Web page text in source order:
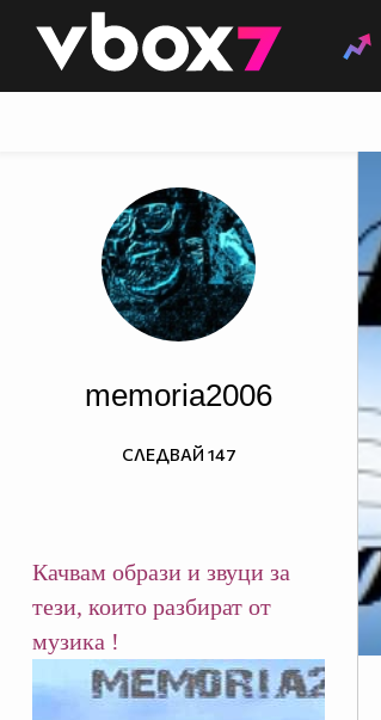
👾
memoria2006
Качвам образи и звуци за
тези, които разбират от
музика !
СЛЕДВАЙ 147